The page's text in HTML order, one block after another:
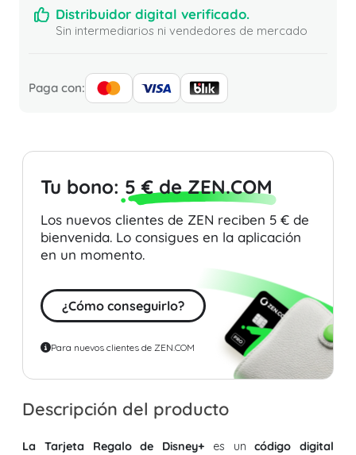
Distribuidor digital verificado.
Sin intermediarios ni vendedores de mercado
Paga con:
Tu bono: 5 € de ZEN.COM
Los nuevos clientes de ZEN reciben 5 € de
bienvenida. Lo consigues en la aplicación
en un momento.
¿Cómo conseguirlo?
Para nuevos clientes de ZEN.COM
Descripción del producto
La Tarjeta Regalo de Disney+ es uncódigo digital